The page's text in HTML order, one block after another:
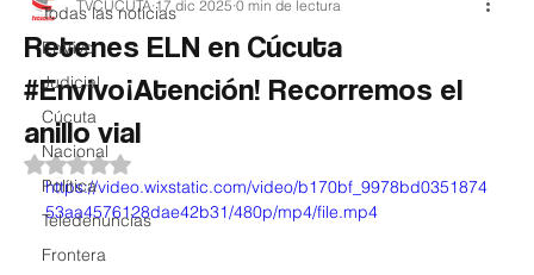
Todas las noticias
EnVivo
Judicial
Cúcuta
Nacional
Política
Teledenuncias
Frontera
Retenes ELN en Cúcuta
#Envivo¡Atención! Recorremos el
anillo vial
TVCUCUTA 17 dic 2025 0 min de lectura
Obtuvo NaN de 5 estrellas.
https://video.wixstatic.com/video/b170bf_9978bd0351874
53aa4576128dae42b31/480p/mp4/file.mp4